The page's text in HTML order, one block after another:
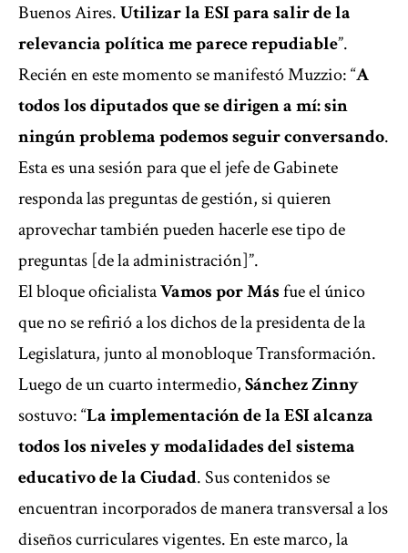
Buenos Aires.Utilizar la ESI para salir de la
relevancia política me parece repudiable”.
Recién en este momento se manifestó Muzzio: “A
todos los diputados que se dirigen a mí: sin
ningún problema podemos seguir conversando.
Esta es una sesión para que el jefe de Gabinete
responda las preguntas de gestión, si quieren
aprovechar también pueden hacerle ese tipo de
preguntas [de la administración]”.
El bloque oficialistaVamos por Másfue el único
que no se refirió a los dichos de la presidenta de la
Legislatura, junto al monobloque Transformación.
Luego de un cuarto intermedio,Sánchez Zinny
sostuvo: “La implementación de la ESI alcanza
todos los niveles y modalidades del sistema
educativo de la Ciudad. Sus contenidos se
encuentran incorporados de manera transversal a los
diseños curriculares vigentes. En este marco, la